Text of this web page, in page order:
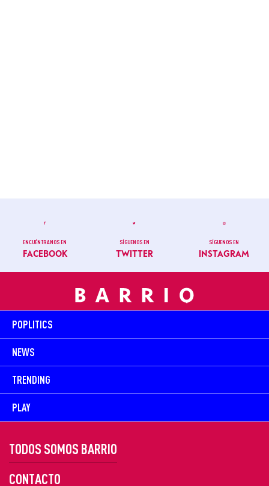
ENCUÉNTRANOS EN
FACEBOOK
SÍGUENOS EN
TWITTER
SÍGUENOS EN
INSTAGRAM
POPLITICS
NEWS
TRENDING
PLAY
TODOS SOMOS BARRIO
CONTACTO